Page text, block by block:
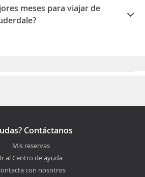
meses para viajar de
Contáctanos
Mis reservas
Ir al Centro de ayuda
con nosotros